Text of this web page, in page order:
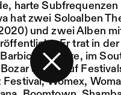
harte Subfrequenzen
hat zwei Soloalben
und zwei Alben
Er trat in der
Centre, im
sowie auf
Festival, Womex,
Zurück zur